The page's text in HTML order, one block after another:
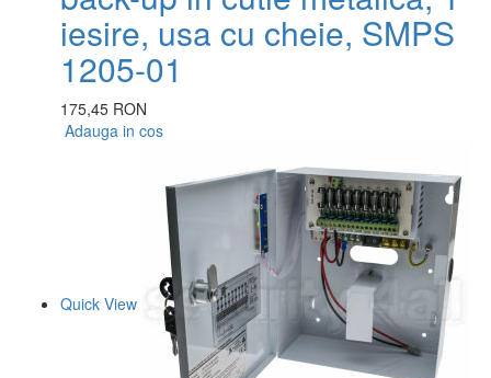
iesire, usa cu cheie, SMPS
1205-01
175,45 RON
Adauga in cos
Quick View